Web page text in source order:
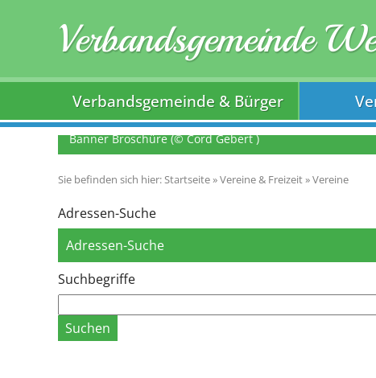
Verbandsgemeinde
Verbandsgemeinde & Bürger
Banner Broschüre (© Cord Gebert )
Farnstädt, Foto: C. Gebert
Sie befinden sich hier:Startseite»Vereine & Freizeit»Vereine
Adressen-Suche
Adressen-Suche
Suchbegriffe